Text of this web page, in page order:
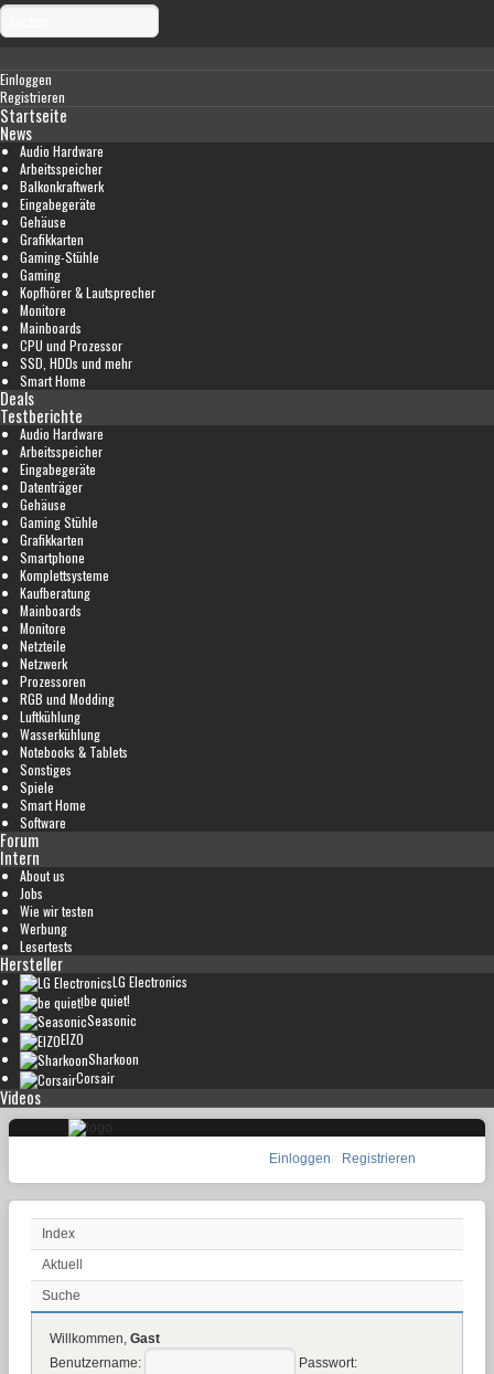
Einloggen
Registrieren
Startseite
News
Audio Hardware
Arbeitsspeicher
Balkonkraftwerk
Eingabegeräte
Gehäuse
Grafikkarten
Gaming-Stühle
Gaming
Kopfhörer & Lautsprecher
Monitore
Mainboards
CPU und Prozessor
SSD, HDDs und mehr
Smart Home
Deals
Testberichte
Audio Hardware
Arbeitsspeicher
Eingabegeräte
Datenträger
Gehäuse
Gaming Stühle
Grafikkarten
Smartphone
Komplettsysteme
Kaufberatung
Mainboards
Monitore
Netzteile
Netzwerk
Prozessoren
RGB und Modding
Luftkühlung
Wasserkühlung
Notebooks & Tablets
Sonstiges
Spiele
Smart Home
Software
Forum
Intern
About us
Jobs
Wie wir testen
Werbung
Lesertests
Hersteller
LG Electronics
be quiet!
Seasonic
EIZO
Sharkoon
Corsair
Videos
Einloggen Registrieren
Index
Aktuell
Suche
Willkommen, Gast
Benutzername:
Passwort: